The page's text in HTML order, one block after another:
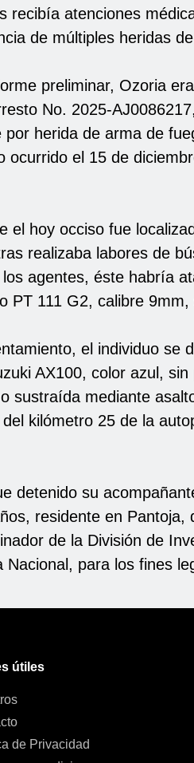
recibía atenciones
de múltiples heridas
preliminar, Ozoria
No. 2025-
herida de arma de
ocurrido el 15 de
el hoy occiso fue
realizaba labores de
agentes, éste habría
PT 111 G2, calibre
el individuo se
AX100, color azul,
sustraída mediante
kilómetro 25 de la
detenido su
residente en Pantoja,
de la División de
Nacional, para los fines
útiles
de Privacidad